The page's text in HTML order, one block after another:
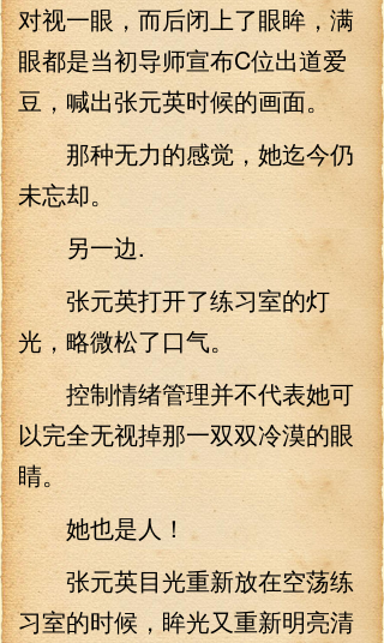
对视一眼，而后闭上了眼眸，满
眼都是当初导师宣布C位出道爱
豆，喊出张元英时候的画面。
那种无力的感觉，她迄今仍
未忘却。
另一边.
张元英打开了练习室的灯
光，略微松了口气。
控制情绪管理并不代表她可
以完全无视掉那一双双冷漠的眼
睛。
她也是人！
张元英目光重新放在空荡练
习室的时候，眸光又重新明亮清